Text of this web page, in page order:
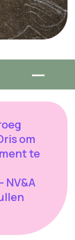
om
te
NV&A